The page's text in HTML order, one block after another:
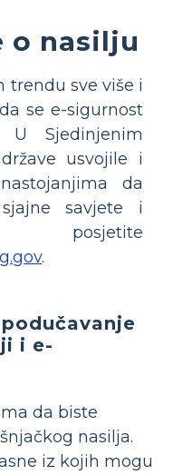
o nasilju
trendu sve više i
se e-sigurnost
U Sjedinjenim
usvojile i
da
savjete i
.
i e-
da biste
nasilja.
iz kojih mogu